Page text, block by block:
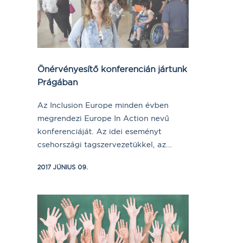
Önérvényesítő konferencián jártunk
Prágában
Az Inclusion Europe minden évben
megrendezi Europe In Action nevű
konferenciáját. Az idei eseményt
csehországi tagszervezetükkel, az...
2017 JÚNIUS 09.